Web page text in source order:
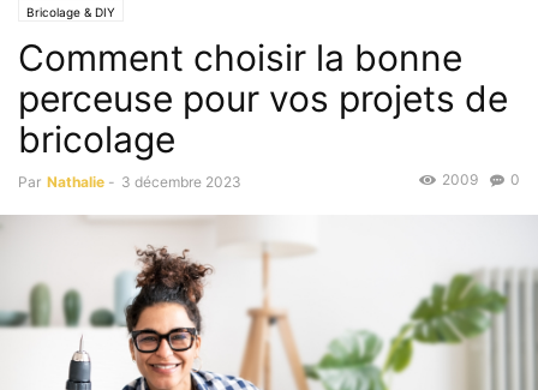
Bricolage & DIY
Comment choisir la bonne
perceuse pour vos projets de
bricolage
Par Nathalie - 3 décembre 2023 0
2009